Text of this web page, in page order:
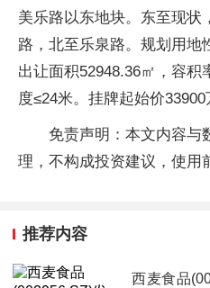
美乐路以东地块。东至现状
路，北至乐泉路。规划用地
出让面积52948.36㎡，容积
度≤24米。挂牌起始价33900
免责声明：本文内容与
理，不构成投资建议，使用
推荐内容
西麦食品